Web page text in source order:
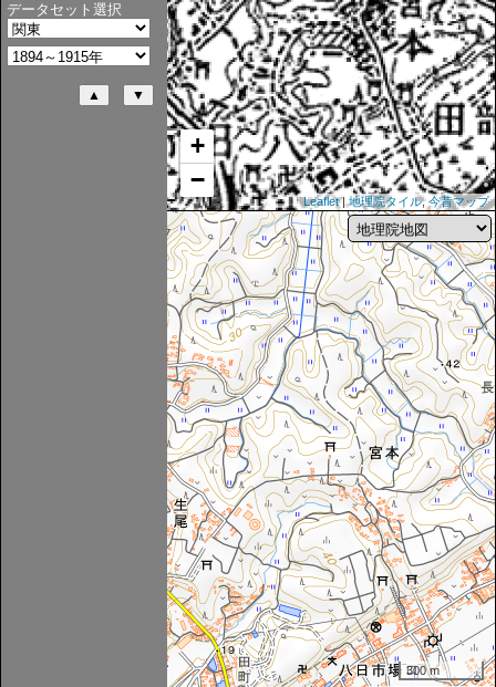
+
−
Leaflet|地理院タイル,今昔マップ
300 m
データセット選択